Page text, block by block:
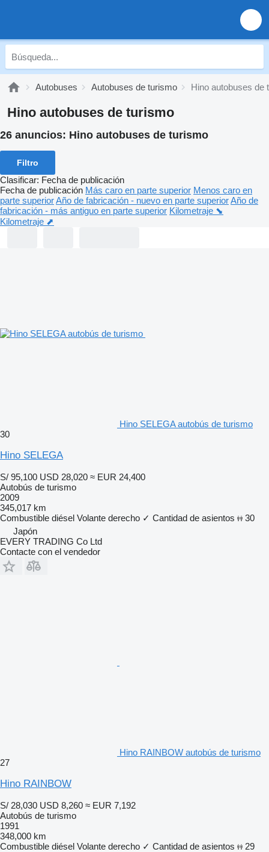
Autobuses Autobuses de turismo Hino autobuses de
Hino autobuses de turismo
26 anuncios: Hino autobuses de turismo
Filtro
Clasificar: Fecha de publicación
Fecha de publicación Más caro en parte superior Menos caro en
parte superiorAño de fabricación - nuevo en parte superiorAño de
fabricación - más antiguo en parte superior Kilometraje ⬊
Kilometraje ⬈
Hino SELEGA autobús de turismo
30
Hino SELEGA
S/ 95,100 USD 28,020 ≈ EUR 24,400
Autobús de turismo
2009
345,017 km
Combustible diésel Volante derecho ✓ Cantidad de asientos
30
Japón
EVERY TRADING Co Ltd
Contacte con el vendedor
Hino RAINBOW autobús de turismo
27
Hino RAINBOW
S/ 28,030 USD 8,260 ≈ EUR 7,192
Autobús de turismo
1991
348,000 km
Combustible diésel Volante derecho ✓ Cantidad de asientos
29